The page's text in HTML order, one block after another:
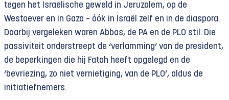
tegen het Israëlische geweld in Jeruzalem, op de
Westoever en in Gaza – óók in Israël zelf en in de diaspora.
Daarbij vergeleken waren Abbas, de PA en de PLO stil. Die
passiviteit onderstreept de ‘verlamming’ van de president,
de beperkingen die hij Fatah heeft opgelegd en de
‘bevriezing, zo niet vernietiging, van de PLO’, aldus de
initiatiefnemers.